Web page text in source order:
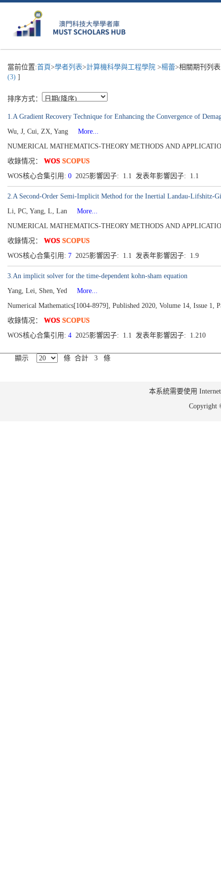
當前位置:首頁>學者列表>計算機科學與工程學院 >楊蕾>相關期刊列
(3) ]
排序方式：
1.A Gradient Recovery Technique for Enhancing the Convergence of
Wu, J, Cui, ZX, Yang
More...
NUMERICAL MATHEMATICS-THEORY METHODS AND
收錄情况： WOS SCOPUS
WOS核心合集引用: 0 2025影響因子: 1.1 发表年影響因子: 1.1
2.A Second-Order Semi-Implicit Method for the Inertial Landau-Lifshitz-
Li, PC, Yang, L, Lan
More...
NUMERICAL MATHEMATICS-THEORY METHODS AND
收錄情况： WOS SCOPUS
WOS核心合集引用: 7 2025影響因子: 1.1 发表年影響因子: 1.9
3.An implicit solver for the time-dependent kohn-sham equation
Yang, Lei, Shen, Yed
More...
Numerical Mathematics[1004-8979], Published 2020, Volume 14, Issue 1,
收錄情况： WOS SCOPUS
WOS核心合集引用: 4 2025影響因子: 1.1 发表年影響因子: 1.210
顯示 條 合計 3 條
本系統需要使用
Copyright